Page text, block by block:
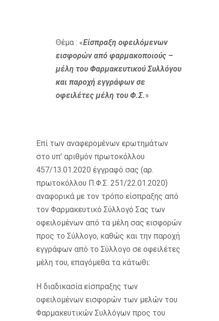
Θέμα : «Είσπραξη οφειλόμενων
εισφορών από φαρμακοποιούς –
μέλη του Φαρμακευτικού Συλλόγου
και παροχή εγγράφων σε
οφειλέτες μέλη του Φ.Σ.»
Επί των αναφερομένων ερωτημάτων
στο υπ’ αριθμόν πρωτοκόλλου
457/13.01.2020 έγγραφό σας (αρ.
πρωτοκόλλου Π.Φ.Σ. 251/22.01.2020)
αναφορικά με τον τρόπο είσπραξης από
τον Φαρμακευτικό Σύλλογό Σας των
οφειλομένων από τα μέλη σας εισφορών
προς το Σύλλογο, καθώς και την παροχή
εγγράφων από το Σύλλογο σε οφειλέτες
μέλη του, επαγόμεθα τα κάτωθι:
Η διαδικασία είσπραξης των
οφειλομένων εισφορών των μελών του
Φαρμακευτικών Συλλόγων προς του